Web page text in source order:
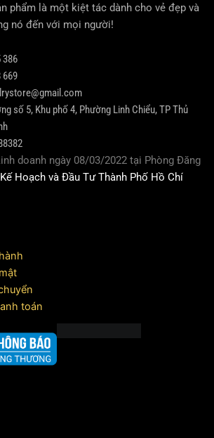
phẩm là một kiệt tác dành cho vẻ đẹp và
nó đến với mọi người!
386
669
số 5, Khu phố 4, Phường Linh Chiểu, TP Thủ
doanh ngày 08/03/2022 tại Phòng Đăng
Hoạch và Đầu Tư Thành Phố Hồ Chí
toán